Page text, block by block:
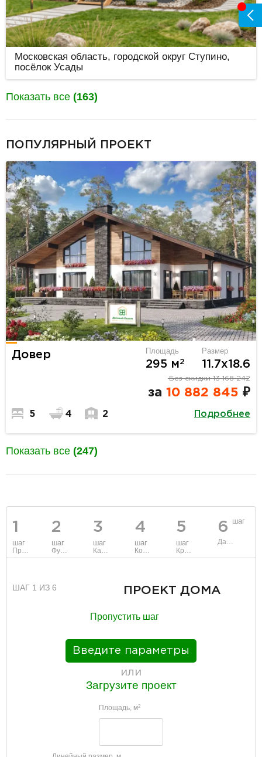
Московская область, городской округ Ступино,
посёлок Усады
Показать все (163)
ПОПУЛЯРНЫЙ ПРОЕКТ
Довер Площадь
295 м2
Размер
11.7х18.6
Без скидки13 168 242
за 10 882 845 ₽
5 4 2 Подробнее
Показать все (247)
1
шаг
Проект
2
шаг
Фундамент
3
шаг
Каркас и стены
4
шаг
Коммуникации
5
шаг
Крыша
6 шаг
Данные
ШАГ 1 ИЗ 6 ПРОЕКТ ДОМА
Пропустить шаг
Введите параметры
или
Загрузите проект
Площадь, м2